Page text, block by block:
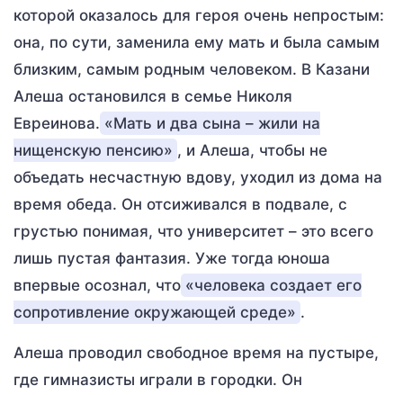
которой оказалось для героя очень непростым:
она, по сути, заменила ему мать и была самым
близким, самым родным человеком. В Казани
Алеша остановился в семье Николя
Евреинова. «Мать и два сына – жили на
нищенскую пенсию» , и Алеша, чтобы не
объедать несчастную вдову, уходил из дома на
время обеда. Он отсиживался в подвале, с
грустью понимая, что университет – это всего
лишь пустая фантазия. Уже тогда юноша
впервые осознал, что «человека создает его
сопротивление окружающей среде» .
Алеша проводил свободное время на пустыре,
где гимназисты играли в городки. Он